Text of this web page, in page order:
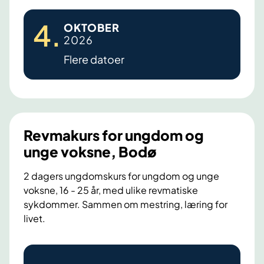
R
a
k
u
r
s
-
B
o
d
ø
4. OKTOBER
2026
Flere datoer
Revmakurs for ungdom og
unge voksne, Bodø
2 dagers ungdomskurs for ungdom og unge
voksne, 16 - 25 år, med ulike revmatiske
sykdommer. Sammen om mestring, læring for
livet.
R